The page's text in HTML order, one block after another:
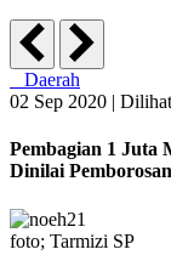
Daerah
02 Sep 2020 |
Pembagian 1 Juta
Dinilai
foto; Tarmizi SP